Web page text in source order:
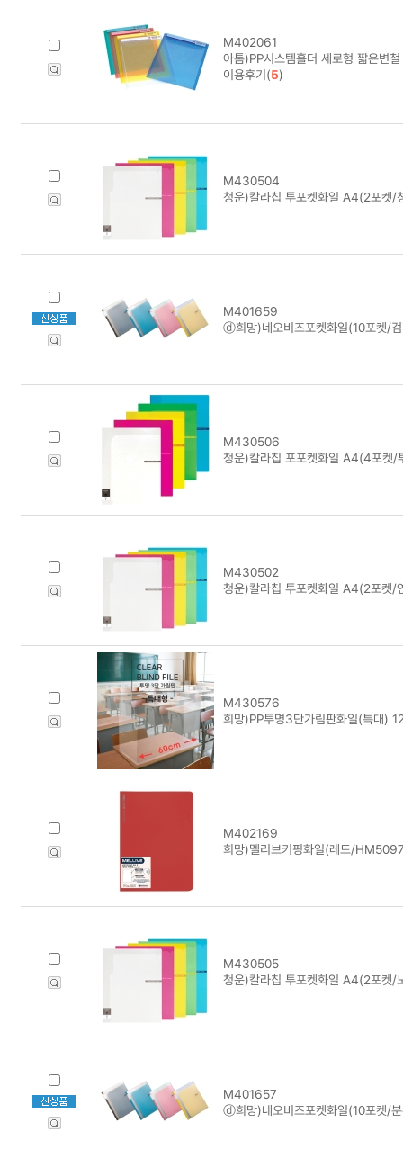
M402061
아톰)PP시스템홀더 세로형 짧은변
이용후기(5)
M430504
청운)칼라칩 투포켓화일 A4(2포켓/
M401659
ⓓ희망)네오비즈포켓화일(10포켓/
M430506
청운)칼라칩 포포켓화일 A4(4포켓/
M430502
청운)칼라칩 투포켓화일 A4(2포켓/
M430576
희망)PP투명3단가림판화일(특대)
M402169
희망)멜리브키핑화일(레드/
M430505
청운)칼라칩 투포켓화일 A4(2포켓/
M401657
ⓓ희망)네오비즈포켓화일(10포켓/